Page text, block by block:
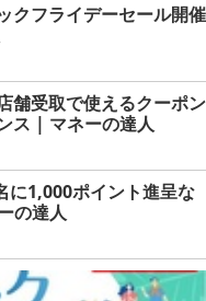
クフライデーセール開催
舗受取で使えるクーポン
ス | マネーの達人
に1,000ポイント進呈な
の達人